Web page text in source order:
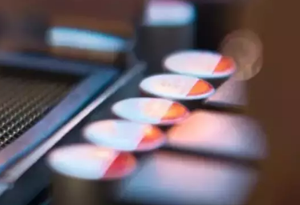
Deutsch
español
русский